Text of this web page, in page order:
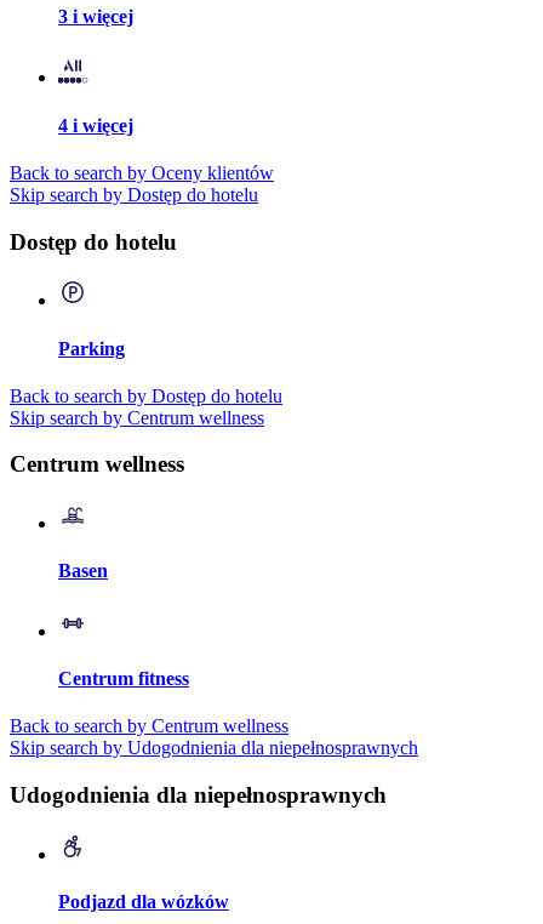
3 i więcej
4 i więcej
Back to search by Oceny klientów
Skip search by Dostęp do hotelu
Dostęp do hotelu
Parking
Back to search by Dostęp do hotelu
Skip search by Centrum wellness
Centrum wellness
Basen
Centrum fitness
Back to search by Centrum wellness
Skip search by Udogodnienia dla niepełnosprawnych
Udogodnienia dla niepełnosprawnych
Podjazd dla wózków